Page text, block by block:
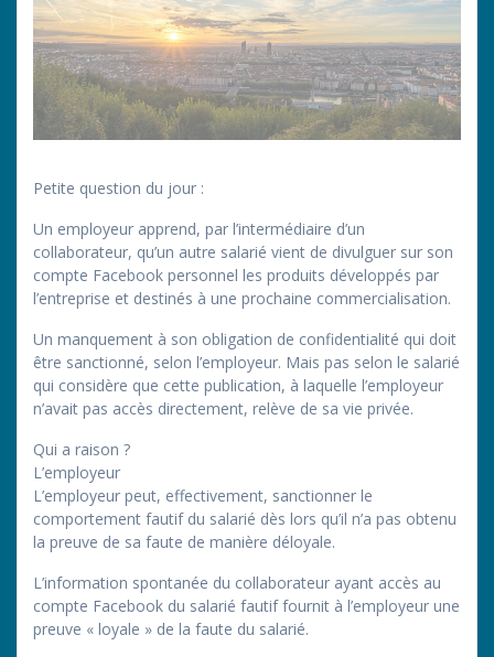
Petite question du jour :
Un employeur apprend, par l’intermédiaire d’un
collaborateur, qu’un autre salarié vient de divulguer sur son
compte Facebook personnel les produits développés par
l’entreprise et destinés à une prochaine commercialisation.
Un manquement à son obligation de confidentialité qui doit
être sanctionné, selon l’employeur. Mais pas selon le salarié
qui considère que cette publication, à laquelle l’employeur
n’avait pas accès directement, relève de sa vie privée.
Qui a raison ?
L’employeur
L’employeur peut, effectivement, sanctionner le
comportement fautif du salarié dès lors qu’il n’a pas obtenu
la preuve de sa faute de manière déloyale.
L’information spontanée du collaborateur ayant accès au
compte Facebook du salarié fautif fournit à l’employeur une
preuve « loyale » de la faute du salarié.